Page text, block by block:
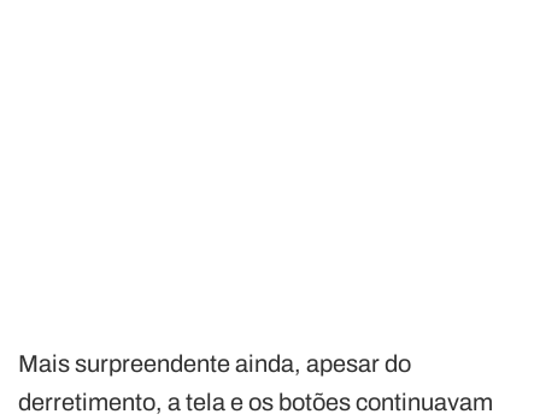
Mais surpreendente ainda, apesar do
derretimento, a tela e os botões continuavam